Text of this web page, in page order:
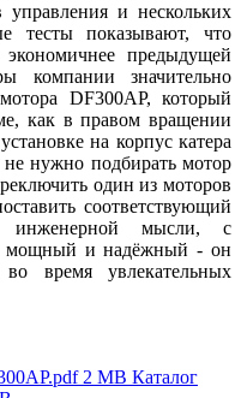
управления и нескольких
тесты показывают, что
предыдущей
компании значительно
DF300AP, который
как в правом вращении
на корпус катера
нужно подбирать мотор
один из моторов
соответствующий
инженерной мысли, с
мощный и надёжный - он
время увлекательных
2 MB Каталог